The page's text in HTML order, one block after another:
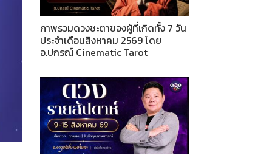
ภาพรวมดวงชะตาของผู้ที่เกิดทั้ง 7 วัน
ประจำเดือนสิงหาคม 2569 โดย
อ.ปกรณ์ Cinematic Tarot